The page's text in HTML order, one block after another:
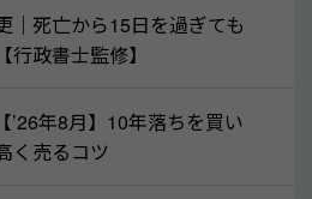
をつけやすくなります。
｜死亡から15日を過ぎても
政書士監修】
’26年8月】10年落ちを買い
く売るコツ